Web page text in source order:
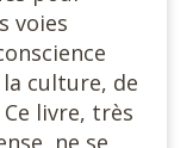
voies
culture, de
livre, très
ne se